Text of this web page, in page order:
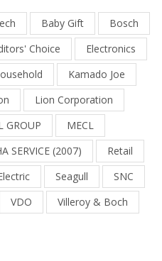
Baby Gift
Bosch
Choice
Electronics
Kamado Joe
Lion Corporation
GROUP
MECL
SERVICE (2007)
Retail
Seagull
SNC
VDO
Villeroy & Boch